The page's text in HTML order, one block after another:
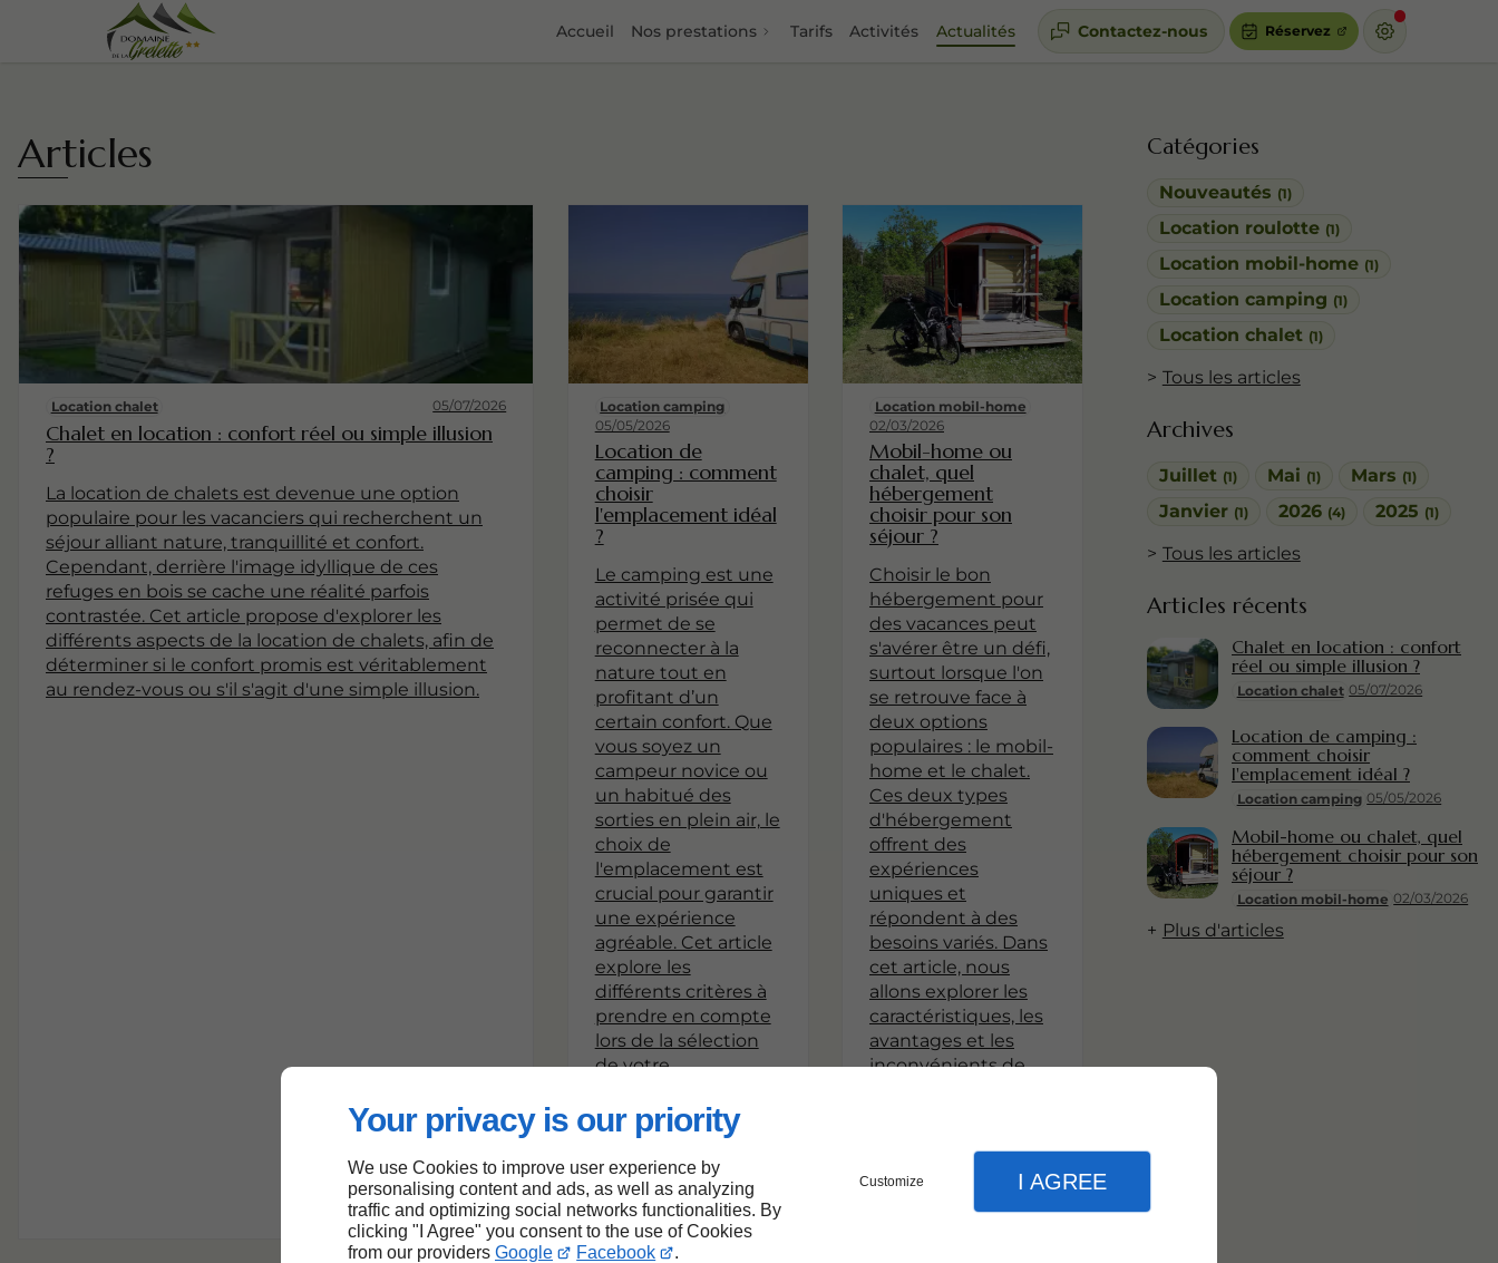
Your privacy is our priority
We use Cookies to improve user experience by
personalising content and ads, as well as analyzing
traffic and optimizing social networks functionalities. By
clicking "I Agree" you consent to the use of Cookies
from our providers Google Facebook .
Customize I AGREE
Accueil Nos prestations Tarifs Activités Actualités Contactez-nous Réservez
Catégories
Nouveautés (1)
Location roulotte (1)
Location mobil-home (1)
Location camping (1)
Location chalet (1)
Tous les articles
Archives
Juillet (1) Mai (1) Mars (1)
Janvier (1) 2026 (4) 2025 (1)
Tous les articles
Articles récents
Location chalet 05/07/2026
Chalet en location : confort
réel ou simple illusion ?
Location camping 05/05/2026
Location de camping :
comment choisir
l'emplacement idéal ?
Location mobil-home 02/03/2026
Mobil-home ou chalet, quel
hébergement choisir pour son
séjour ?
Plus d'articles
Articles
Location chalet 05/07/2026
Chalet en location : confort réel ou simple illusion
?
La location de chalets est devenue une option
populaire pour les vacanciers qui recherchent un
séjour alliant nature, tranquillité et confort.
Cependant, derrière l'image idyllique de ces
refuges en bois se cache une réalité parfois
contrastée. Cet article propose d'explorer les
différents aspects de la location de chalets, afin de
déterminer si le confort promis est véritablement
au rendez-vous ou s'il s'agit d'une simple illusion.
Location camping
05/05/2026
Location de
camping : comment
choisir
l'emplacement idéal
?
Le camping est une
activité prisée qui
permet de se
reconnecter à la
nature tout en
profitant d’un
certain confort. Que
vous soyez un
campeur novice ou
un habitué des
sorties en plein air, le
choix de
l'emplacement est
crucial pour garantir
une expérience
agréable. Cet article
explore les
différents critères à
prendre en compte
lors de la sélection
de votre
camping idéal.
Location mobil-home
02/03/2026
Mobil-home ou
chalet, quel
hébergement
choisir pour son
séjour ?
Choisir le bon
hébergement pour
des vacances peut
s'avérer être un défi,
surtout lorsque l'on
se retrouve face à
deux options
populaires : le mobil-
home et le chalet.
Ces deux types
d'hébergement
offrent des
expériences
uniques et
répondent à des
besoins variés. Dans
cet article, nous
allons explorer les
caractéristiques, les
avantages et les
inconvénients de